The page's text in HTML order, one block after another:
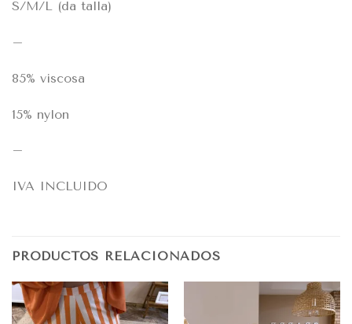
S/M/L (da talla)
–
85% viscosa
15% nylon
–
IVA INCLUIDO
PRODUCTOS RELACIONADOS